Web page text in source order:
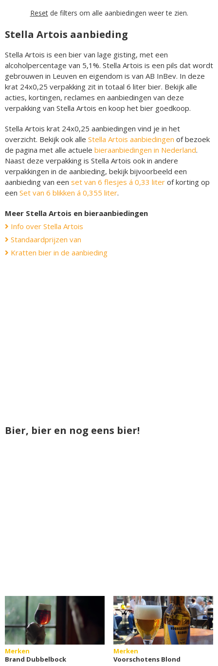
Resetde filters om alle aanbiedingen weer te zien.
Stella Artois aanbieding
Stella Artois is een bier van lage gisting, met een
alcoholpercentage van 5,1%. Stella Artois is een pils dat wordt
gebrouwen in Leuven en eigendom is van AB InBev. In deze
krat 24x0,25 verpakking zit in totaal 6 liter bier. Bekijk alle
acties, kortingen, reclames en aanbiedingen van deze
verpakking van Stella Artois en koop het bier goedkoop.
Stella Artois krat 24x0,25 aanbiedingen vind je in het
overzicht. Bekijk ook alle Stella Artois aanbiedingen of bezoek
de pagina met alle actuele bieraanbiedingen in Nederland.
Naast deze verpakking is Stella Artois ook in andere
verpakkingen in de aanbieding, bekijk bijvoorbeeld een
aanbieding van een set van 6 flesjes á 0,33 liter of korting op
een Set van 6 blikken á 0,355 liter.
Meer Stella Artois en bieraanbiedingen
Info over Stella Artois
Standaardprijzen van
Kratten bier in de aanbieding
Bier, bier en nog eens bier!
Merken
Brand Dubbelbock
Merken
Voorschotens Blond